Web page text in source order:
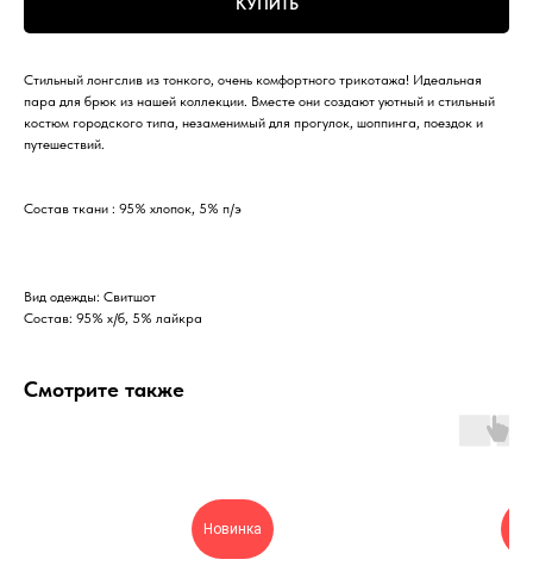
Стильный лонгслив из тонкого, очень комфортного трикотажа! Идеальная
пара для брюк из нашей коллекции. Вместе они создают уютный и стильный
костюм городского типа, незаменимый для прогулок, шоппинга, поездок и
путешествий.
Состав ткани : 95% хлопок, 5% п/э
Вид одежды: Свитшот
Состав: 95% х/б, 5% лайкра
Смотрите также
Новинка